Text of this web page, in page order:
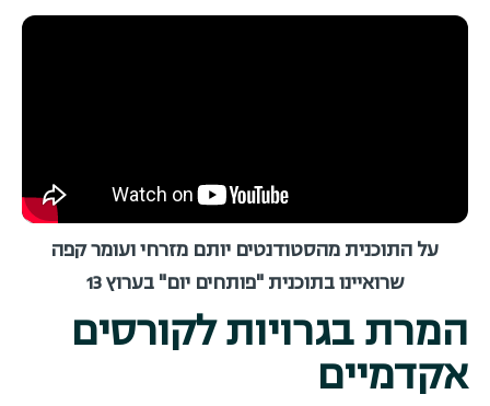
על התוכנית מהסטודנטים יותם מזרחי ועומר קפה
שרואיינו בתוכנית "פותחים יום" בערוץ 13
המרת בגרויות לקורסים
אקדמיים